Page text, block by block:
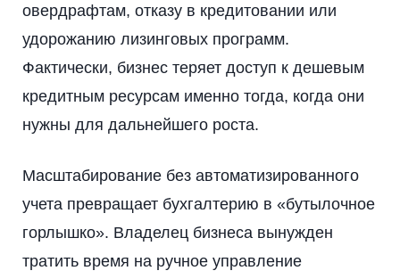
овердрафтам, отказу в кредитовании или
удорожанию лизинговых программ.
Фактически, бизнес теряет доступ к дешевым
кредитным ресурсам именно тогда, когда они
нужны для дальнейшего роста.
Масштабирование без автоматизированного
учета превращает бухгалтерию в «бутылочное
горлышко». Владелец бизнеса вынужден
тратить время на ручное управление